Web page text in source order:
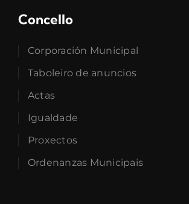
Concello
Corporación Municipal
Taboleiro de anuncios
Actas
Igualdade
Proxectos
Ordenanzas Municipais